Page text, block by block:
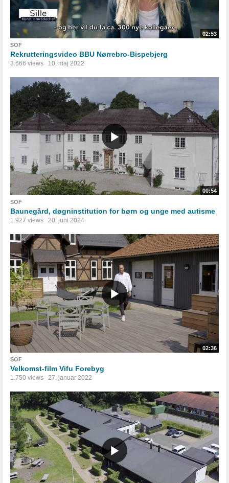
02:53
SOF
Rekrutteringsvideo BBU Nørrebro-Bispebjerg
3.666 views 10. maj 2022
00:54
SOF
Baunegård, døgninstitution for børn og unge med autisme
1.927 views 20. juni 2024
02:36
SOF
Velkomst-film Vifu Forebyg
1.750 views 27. januar 2022